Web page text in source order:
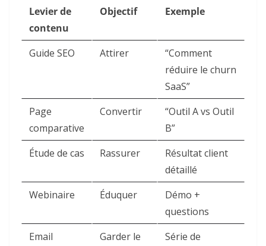
Levier de
contenu
Objectif Exemple
Guide SEO Attirer
“Comment
réduire le churn
SaaS”
Page
comparative
Convertir
“Outil A vs Outil
B”
Étude de cas
Rassurer
Résultat client
détaillé
Webinaire
Éduquer
Démo +
questions
Email
Garder le
Série de